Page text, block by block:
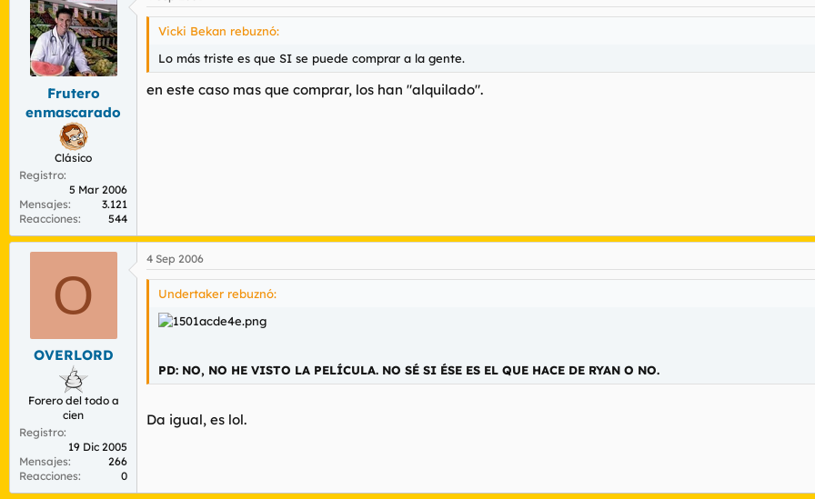
Frutero
enmascarado
Clásico
Registro
5 Mar 2006
Mensajes
3.121
Reacciones
544
Vicki Bekan rebuznó:
Lo más triste es que SI se puede comprar a la gente.
en este caso mas que comprar, los han "alquilado".
O
OVERLORD
Forero del todo a
cien
Registro
19 Dic 2005
Mensajes
266
Reacciones
0
4 Sep 2006
Undertaker rebuznó:
PD: NO, NO HE VISTO LA PELÍCULA. NO SÉ SI ÉSE ES EL QUE HACE DE RYAN O NO.
Da igual, es lol.